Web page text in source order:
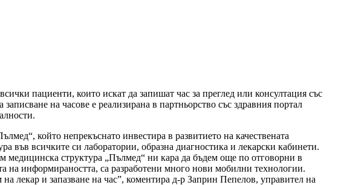
пациенти, които искат да запишат час за преглед или консултация със
на часове е реализирана в партньорство със здравния портал
който непрекъснато инвестира в развитието на качествената
във всичките си лаборатории, образна диагностика и лекарски кабинети.
медицинска структура „Пълмед“ ни кара да бъдем още по отговорни в
на информираността, са разработени много нови мобилни технологии.
лекар и запазване на час”, коментира д-р Заприн Пепелов, управител на